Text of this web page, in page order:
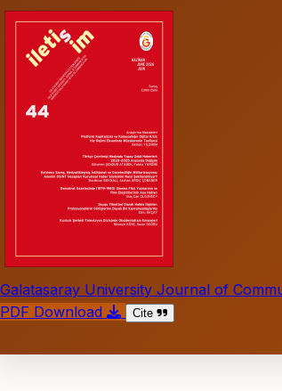
Galatasaray University Journal of
PDF Download
Cite